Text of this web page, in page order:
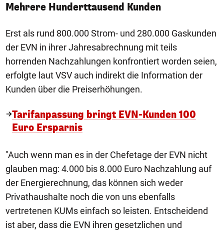
Mehrere Hunderttausend Kunden
Erst als rund 800.000 Strom- und 280.000 Gaskunden
der EVN in ihrer Jahresabrechnung mit teils
horrenden Nachzahlungen konfrontiert worden seien,
erfolgte laut VSV auch indirekt die Information der
Kunden über die Preiserhöhungen.
Tarifanpassung bringt EVN-Kunden 100
Euro Ersparnis
"Auch wenn man es in der Chefetage der EVN nicht
glauben mag: 4.000 bis 8.000 Euro Nachzahlung auf
der Energierechnung, das können sich weder
Privathaushalte noch die von uns ebenfalls
vertretenen KUMs einfach so leisten. Entscheidend
ist aber, dass die EVN ihren gesetzlichen und